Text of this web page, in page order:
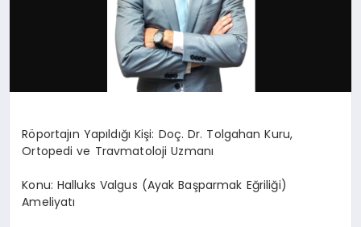
Röportajın Yapıldığı Kişi: Doç. Dr. Tolgahan Kuru,
Ortopedi ve Travmatoloji Uzmanı
Konu: Halluks Valgus (Ayak Başparmak Eğriliği)
Ameliyatı